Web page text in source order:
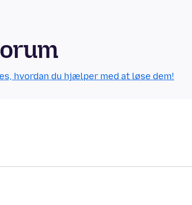
hvordan du hjælper med at løse dem!